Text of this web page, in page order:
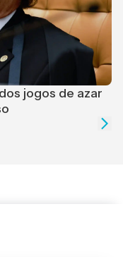
jogos de azar